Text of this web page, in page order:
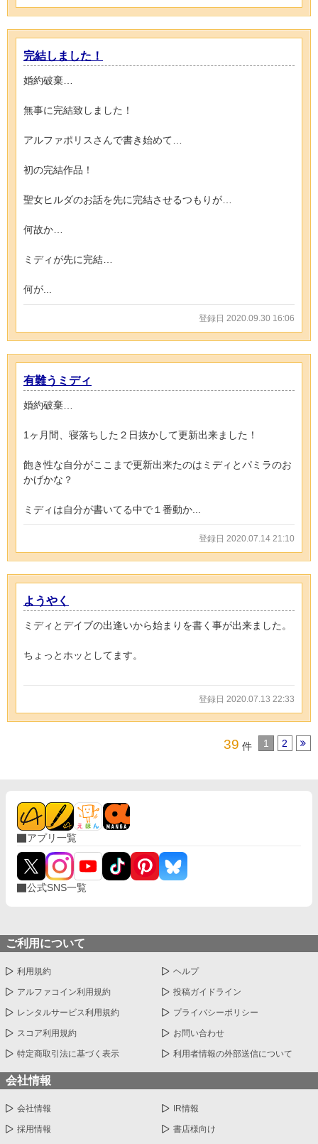
完結しました！
婚約破棄…
無事に完結致しました！
アルファポリスさんで書き始めて…
初の完結作品！
聖女ヒルダのお話を先に完結させるつもりが…
何故か…
ミディが先に完結…
何が...
登録日 2020.09.30 16:06
有難うミディ
婚約破棄…
1ヶ月間、寝落ちした２日抜かして更新出来ました！
飽き性な自分がここまで更新出来たのはミディとパミラのお
かげかな？
ミディは自分が書いてる中で１番動か...
登録日 2020.07.14 21:10
ようやく
ミディとデイブの出逢いから始まりを書く事が出来ました。
ちょっとホッとしてます。
登録日 2020.07.13 22:33
39 件 1 2
アプリ一覧
公式SNS一覧
ご利用について
利用規約 ヘルプ
アルファコイン利用規約 投稿ガイドライン
レンタルサービス利用規約 プライバシーポリシー
スコア利用規約 お問い合わせ
特定商取引法に基づく表示 利用者情報の外部送信について
会社情報
会社情報 IR情報
採用情報 書店様向け